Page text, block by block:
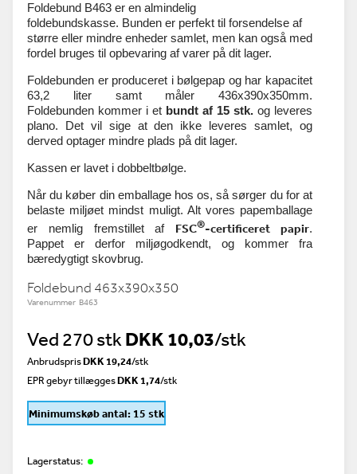
Foldebund B463 er en almindelig
foldebundskasse. Bunden er perfekt til forsendelse af
større eller mindre enheder samlet, men kan også med
fordel bruges til opbevaring af varer på dit lager.
Foldebunden er produceret i bølgepap og har kapacitet
63,2 liter samt måler 436x390x350mm.
Foldebunden kommer i et bundt af 15 stk. og leveres
plano. Det vil sige at den ikke leveres samlet, og
derved optager mindre plads på dit lager.
Kassen er lavet i dobbeltbølge.
Når du køber din emballage hos os, så sørger du for at
belaste miljøet mindst muligt. Alt vores papemballage
er nemlig fremstillet af FSC®-certificeret papir.
Pappet er derfor miljøgodkendt, og kommer fra
bæredygtigt skovbrug.
Foldebund 463x390x350
Varenummer B463
Ved 270 stk DKK 10,03/stk
AnbrudsprisDKK 19,24/stk
EPR gebyr tillæggesDKK 1,74/stk
Minimumskøb antal: 15 stk
Lagerstatus: